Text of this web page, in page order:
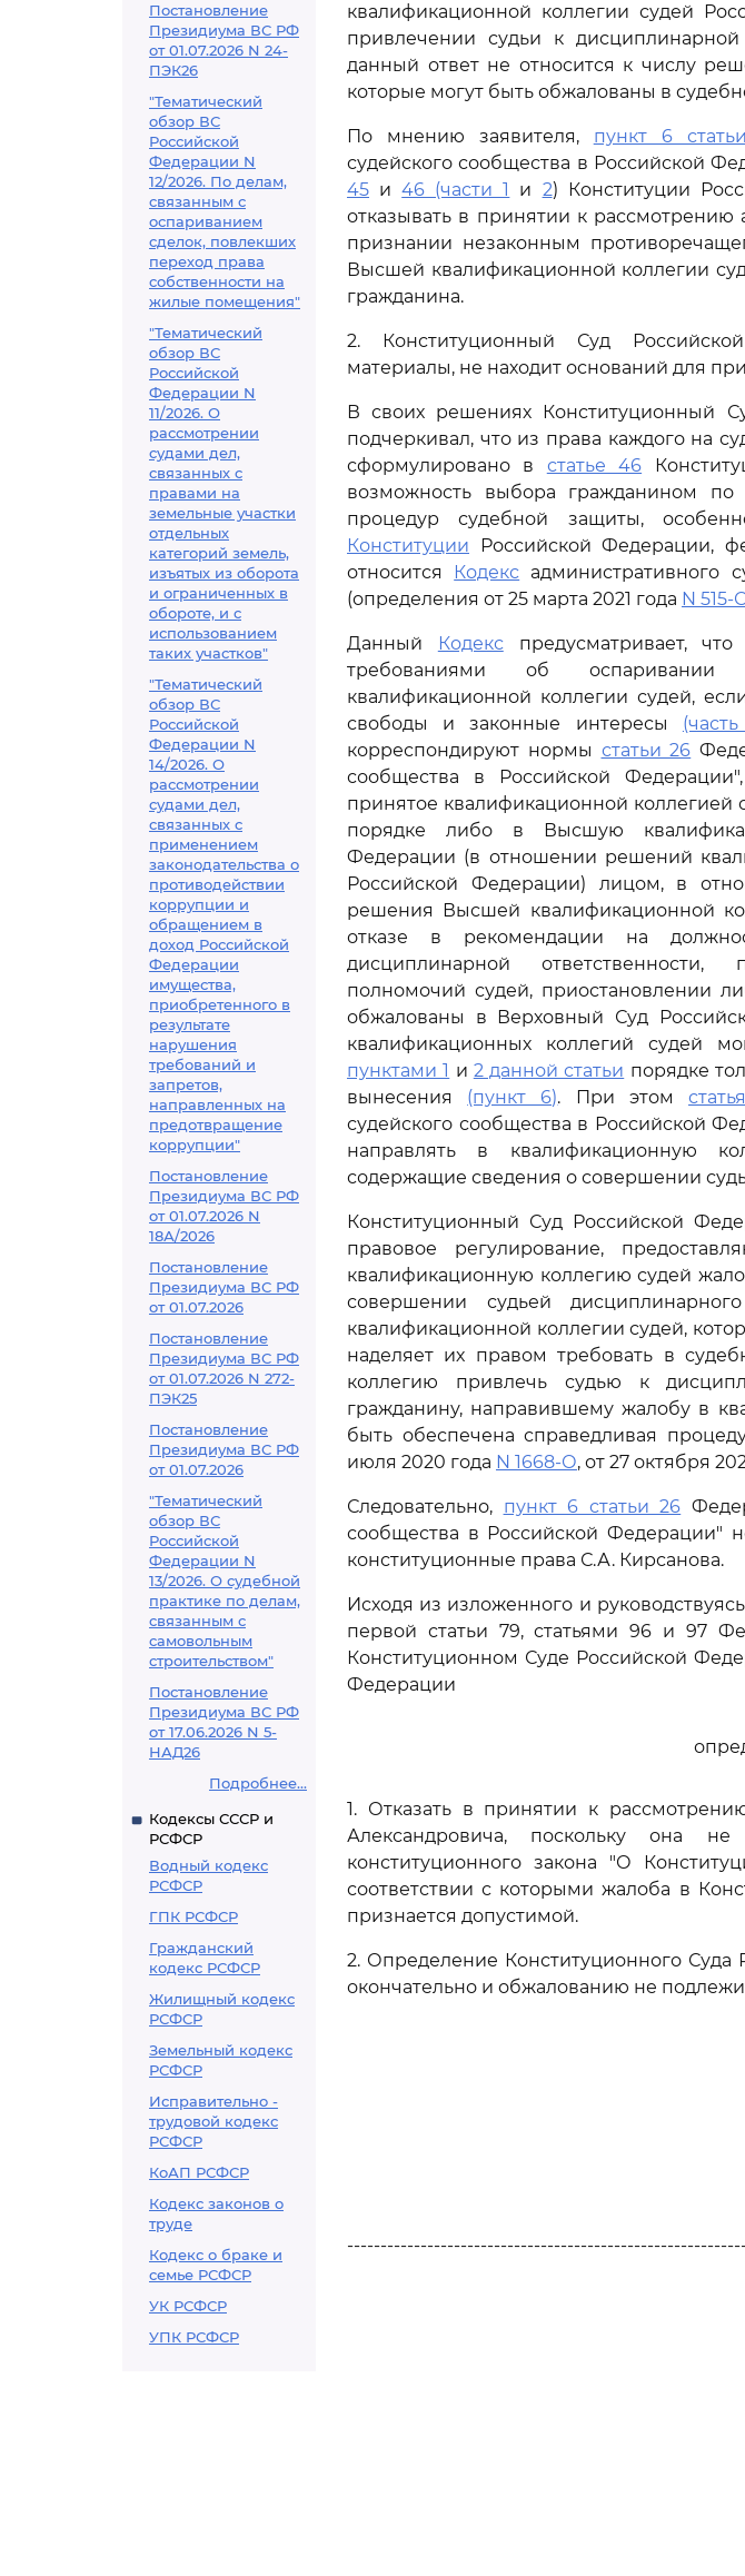
Постановление
Президиума ВС РФ
от 01.07.2026 N 24-
ПЭК26
"Тематический
обзор ВС
Российской
Федерации N
12/2026. По делам,
связанным с
оспариванием
сделок, повлекших
переход права
собственности на
жилые помещения"
"Тематический
обзор ВС
Российской
Федерации N
11/2026. О
рассмотрении
судами дел,
связанных с
правами на
земельные участки
отдельных
категорий земель,
изъятых из оборота
и ограниченных в
обороте, и с
использованием
таких участков"
"Тематический
обзор ВС
Российской
Федерации N
14/2026. О
рассмотрении
судами дел,
связанных с
применением
законодательства о
противодействии
коррупции и
обращением в
доход Российской
Федерации
имущества,
приобретенного в
результате
нарушения
требований и
запретов,
направленных на
предотвращение
коррупции"
Постановление
Президиума ВС РФ
от 01.07.2026 N
18А/2026
Постановление
Президиума ВС РФ
от 01.07.2026
Постановление
Президиума ВС РФ
от 01.07.2026 N 272-
ПЭК25
Постановление
Президиума ВС РФ
от 01.07.2026
"Тематический
обзор ВС
Российской
Федерации N
13/2026. О судебной
практике по делам,
связанным с
самовольным
строительством"
Постановление
Президиума ВС РФ
от 17.06.2026 N 5-
НАД26
Подробнее...
Кодексы СССР и
РСФСР
Водный кодекс
РСФСР
ГПК РСФСР
Гражданский
кодекс РСФСР
Жилищный кодекс
РСФСР
Земельный кодекс
РСФСР
Исправительно -
трудовой кодекс
РСФСР
КоАП РСФСР
Кодекс законов о
труде
Кодекс о браке и
семье РСФСР
УК РСФСР
УПК РСФСР
квалификационной коллегии судей
привлечении судьи к
данный ответ не относится к числу
которые могут быть обжалованы в
По мнению заявителя, пункт 6
судейского сообщества в Российской
45 и46 (части 1 и 2) Конституции
отказывать в принятии к рассмотрению
признании незаконным
Высшей квалификационной коллегии
гражданина.
2. Конституционный Суд
материалы, не находит оснований для
В своих решениях Конституционный
подчеркивал, что из права каждого на
сформулировано в статье 46
возможность выбора гражданином
процедур судебной защиты,
Конституции Российской Федерации,
относится Кодекс административного
(определения от 25 марта 2021 года N 515-
Данный Кодекспредусматривает,
требованиями об оспаривании
квалификационной коллегии судей,
свободы и законные интересы
корреспондируют нормы статьи 26
сообщества в Российской
принятое квалификационной
порядке либо в Высшую
Федерации (в отношении решений
Российской Федерации) лицом, в
решения Высшей квалификационной
отказе в рекомендации на
дисциплинарной
полномочий судей, приостановлении
обжалованы в Верховный Суд
квалификационных коллегий судей
пунктами 1 и 2 данной статьи порядке
вынесения (пункт 6). При этом
судейского сообщества в Российской
направлять в квалификационную
содержащие сведения о совершении
Конституционный Суд Российской
правовое регулирование,
квалификационную коллегию судей
совершении судьей
квалификационной коллегии судей,
наделяет их правом требовать в
коллегию привлечь судью к
гражданину, направившему жалобу в
быть обеспечена справедливая
июля 2020 года N 1668-О, от 27 октября
Следовательно, пункт 6 статьи 26
сообщества в Российской Федерации"
конституционные права С.А. Кирсанова.
Исходя из изложенного и
первой статьи 79, статьями 96 и 97
Конституционном Суде Российской
Федерации
1. Отказать в принятии к
Александровича, поскольку она не
конституционного закона "О
соответствии с которыми жалоба в
признается допустимой.
2. Определение Конституционного
окончательно и обжалованию не